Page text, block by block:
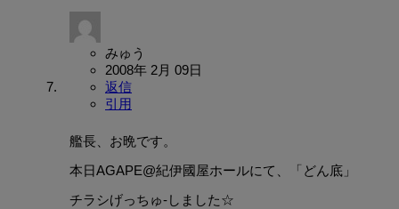
みゅう
2008年 2月 09日
返信
引用
艦長、お晩です。
本日AGAPE@紀伊國屋ホールにて、「どん底」
チラシげっちゅ-しました☆